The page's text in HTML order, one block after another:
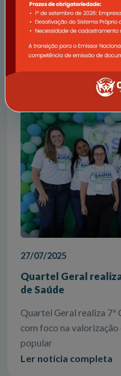
realizará uma
tributário, visando
Ler notícia completa
27/07/2025
Quartel Geral
de Saúde
Quartel Geral realiza 7ª
com foco na
popular
Ler notícia completa